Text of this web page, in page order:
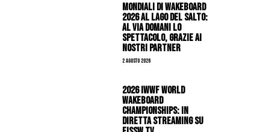
Mondiali di Wakeboard
2026 al Lago del Salto:
al via domani lo
spettacolo, grazie ai
nostri Partner
2 Agosto 2026
2026 IWWF WORLD
WAKEBOARD
CHAMPIONSHIPS: IN
DIRETTA STREAMING SU